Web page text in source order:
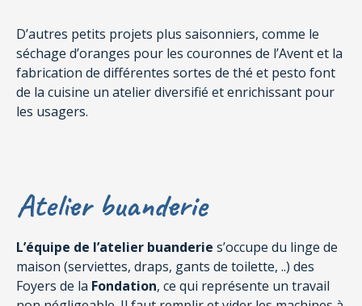
D’autres petits projets plus saisonniers, comme le
séchage d’oranges pour les couronnes de l’Avent et la
fabrication de différentes sortes de thé et pesto font
de la cuisine un atelier diversifié et enrichissant pour
les usagers.
Atelier buanderie
L’équipe de l’atelier buanderie s’occupe du linge de
maison (serviettes, draps, gants de toilette, ..) des
Foyers de la Fondation, ce qui représente un travail